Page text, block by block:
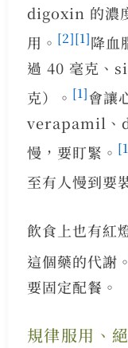
digoxin 的濃
用。 [2][1]降血
過 40 毫克、
克）。 [1]會讓
verapamil、
慢，要盯緊。
至有人慢到要
飲食上也有紅
這個藥的代謝。
要固定配餐。
規律服用、